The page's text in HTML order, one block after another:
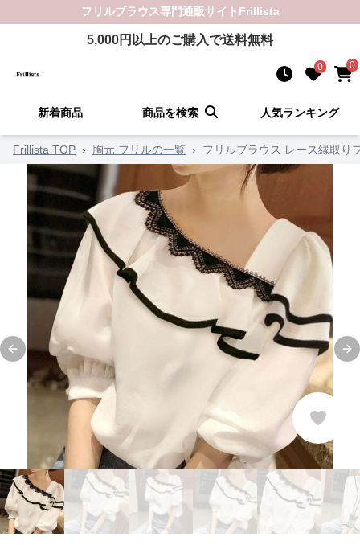
フリルブラウス専門通販サイト Frillista
5,000円以上のご購入で送料無料
0 0
新着商品 商品を検索 人気ランキング
Frillista TOP › 胸元 フリルの一覧 › フリルブラウス レース縁取り
Previous slide